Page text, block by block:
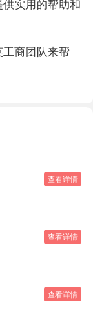
实用的帮助和
工商团队来帮
查看详情
查看详情
查看详情